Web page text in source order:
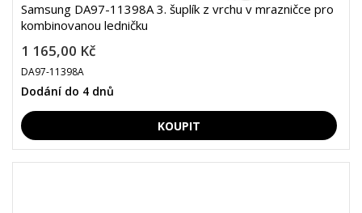
Samsung DA97-11398A 3. šuplík z vrchu v mrazničce pro
kombinovanou ledničku
1 165,00 Kč
DA97-11398A
Dodání do 4 dnů